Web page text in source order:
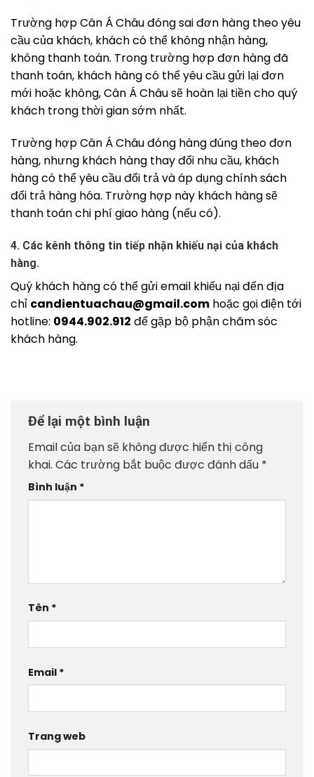
Trường hợp Cân Á Châu đóng sai đơn hàng theo yêu
cầu của khách, khách có thể không nhận hàng,
không thanh toán. Trong trường hợp đơn hàng đã
thanh toán, khách hàng có thể yêu cầu gửi lại đơn
mới hoặc không, Cân Á Châu sẽ hoàn lại tiền cho quý
khách trong thời gian sớm nhất.
Trường hợp Cân Á Châu đóng hàng đúng theo đơn
hàng, nhưng khách hàng thay đổi nhu cầu, khách
hàng có thể yêu cầu đổi trả và áp dụng chính sách
đổi trả hàng hóa. Trường hợp này khách hàng sẽ
thanh toán chi phí giao hàng (nếu có).
4. Các kênh thông tin tiếp nhận khiếu nại của khách
hàng.
Quý khách hàng có thể gửi email khiếu nại đến địa
chỉ candientuachau@gmail.com hoặc gọi điện tới
hotline: 0944.902.912 để gặp bộ phận chăm sóc
khách hàng.
Để lại một bình luận
Email của bạn sẽ không được hiển thị công
khai. Các trường bắt buộc được đánh dấu *
Bình luận *
Tên *
Email *
Trang web